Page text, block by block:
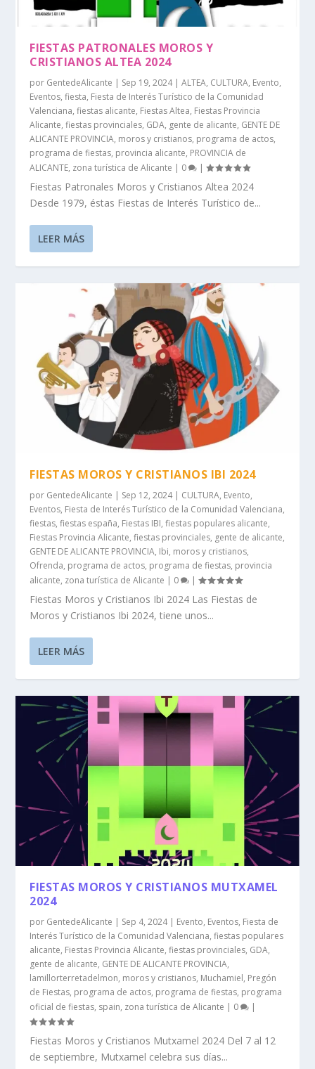
FIESTAS PATRONALES MOROS Y
CRISTIANOS ALTEA 2024
por GentedeAlicante | Sep 19, 2024|ALTEA, CULTURA, Evento,
Eventos,fiesta, Fiesta de Interés Turístico de la Comunidad
Valenciana,fiestas alicante, Fiestas Altea, Fiestas Provincia
Alicante,fiestas provinciales, GDA, gente de alicante, GENTE DE
ALICANTE PROVINCIA, moros y cristianos, programa de actos,
programa de fiestas, provincia alicante, PROVINCIA de
ALICANTE, zona turística de Alicante | 0 |
Fiestas Patronales Moros y Cristianos Altea 2024
Desde 1979, éstas Fiestas de Interés Turístico de...
LEER MÁS
FIESTAS MOROS Y CRISTIANOS IBI 2024
por GentedeAlicante | Sep 12, 2024| CULTURA, Evento,
Eventos, Fiesta de Interés Turístico de la Comunidad Valenciana,
fiestas,fiestas españa, Fiestas IBI,fiestas populares alicante,
Fiestas Provincia Alicante,fiestas provinciales, gente de alicante,
GENTE DE ALICANTE PROVINCIA, Ibi, moros y cristianos,
Ofrenda, programa de actos, programa de fiestas, provincia
alicante, zona turística de Alicante | 0 |
Fiestas Moros y Cristianos Ibi 2024 Las Fiestas de
Moros y Cristianos Ibi 2024, tiene unos...
LEER MÁS
FIESTAS MOROS Y CRISTIANOS MUTXAMEL
2024
por GentedeAlicante | Sep 4, 2024| Evento, Eventos, Fiesta de
Interés Turístico de la Comunidad Valenciana,fiestas populares
alicante, Fiestas Provincia Alicante,fiestas provinciales, GDA,
gente de alicante, GENTE DE ALICANTE PROVINCIA,
lamillorterretadelmon, moros y cristianos, Muchamiel, Pregón
de Fiestas, programa de actos, programa de fiestas, programa
oficial de fiestas, spain, zona turística de Alicante | 0 |
Fiestas Moros y Cristianos Mutxamel 2024 Del 7 al 12
de septiembre, Mutxamel celebra sus días...